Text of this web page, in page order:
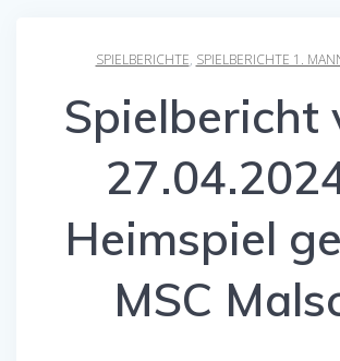
SPIELBERICHTE, SPIELBERICHTE 1.
Spielbericht
Heimspiel
MSC